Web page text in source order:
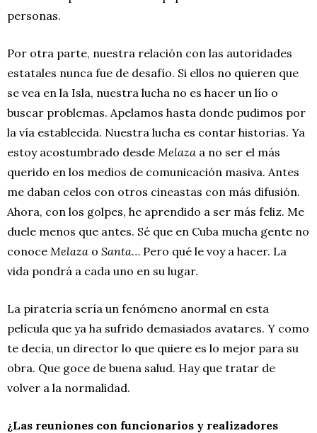
personas.
Por otra parte, nuestra relación con las autoridades
estatales nunca fue de desafío. Si ellos no quieren que
se vea en la Isla, nuestra lucha no es hacer un lío o
buscar problemas. Apelamos hasta donde pudimos por
la vía establecida. Nuestra lucha es contar historias. Ya
estoy acostumbrado desde Melaza a no ser el más
querido en los medios de comunicación masiva. Antes
me daban celos con otros cineastas con más difusión.
Ahora, con los golpes, he aprendido a ser más feliz. Me
duele menos que antes. Sé que en Cuba mucha gente no
conoce Melaza o Santa… Pero qué le voy a hacer. La
vida pondrá a cada uno en su lugar.
La piratería sería un fenómeno anormal en esta
película que ya ha sufrido demasiados avatares. Y como
te decía, un director lo que quiere es lo mejor para su
obra. Que goce de buena salud. Hay que tratar de
volver a la normalidad.
¿Las reuniones con funcionarios y realizadores